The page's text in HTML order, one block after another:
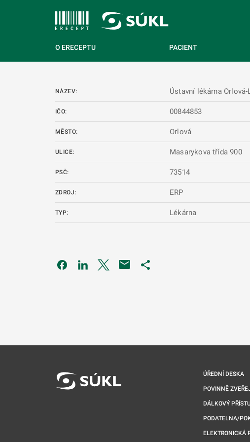
O ERECEPTU PACIENT
NÁZEV: Ústavní lékárna Orlová-
IČO: 00844853
MĚSTO: Orlová
ULICE: Masarykova třída 900
PSČ: 73514
ZDROJ: ERP
TYP: Lékárna
Odkaz se otevře na nové kartě
Odkaz se otevře na nové kartě
Odkaz se otevře na nové kartě
ÚŘEDNÍ DESKA
POVINNĚ
DÁLKOVÝ
PODATELNA/
ELEKTRONICKÁ